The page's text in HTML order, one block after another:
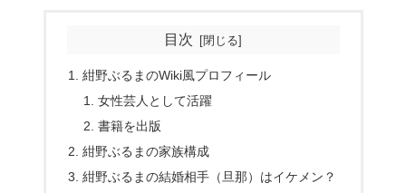
目次
紺野ぶるまのWiki風プロフィール
女性芸人として活躍
書籍を出版
紺野ぶるまの家族構成
紺野ぶるまの結婚相手（旦那）はイケメン？